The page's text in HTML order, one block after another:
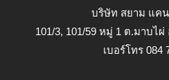
บริษัท สยาม แคน
101/3, 101/59 หมู่ 1 ต.มาบไ
เบอร์โทร 084